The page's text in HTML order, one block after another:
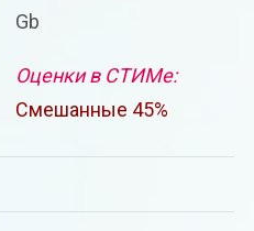
Gb
Оценки в СТИМе:
Смешанные 45%